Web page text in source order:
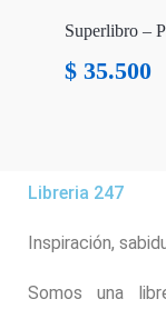
Superlibro –
$ 35.500
Libreria 247
Inspiración,
Somos una